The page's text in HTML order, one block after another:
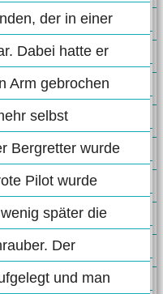
der in einer
Dabei hatte er
Arm gebrochen
selbst
Bergretter wurde
Pilot wurde
später die
Der
und man